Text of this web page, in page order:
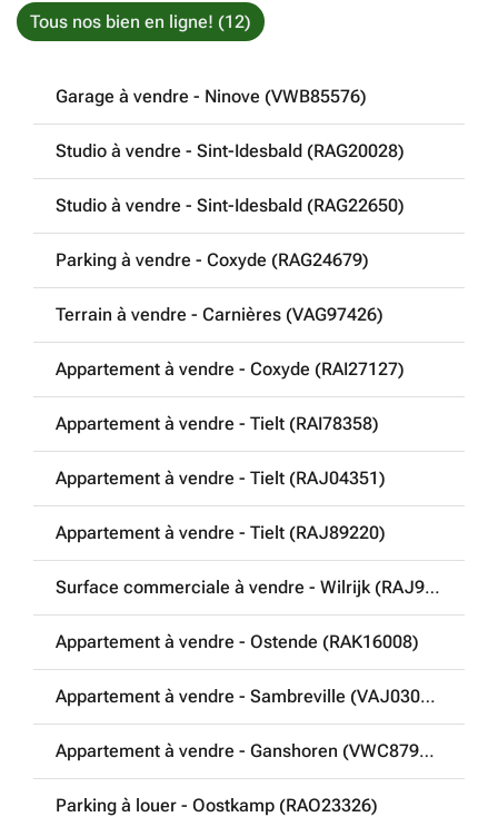
Tous nos bien en ligne! (12)
Garage à vendre - Ninove (VWB85576)
Studio à vendre - Sint-Idesbald (RAG20028)
Studio à vendre - Sint-Idesbald (RAG22650)
Parking à vendre - Coxyde (RAG24679)
Terrain à vendre - Carnières (VAG97426)
Appartement à vendre - Coxyde (RAI27127)
Appartement à vendre - Tielt (RAI78358)
Appartement à vendre - Tielt (RAJ04351)
Appartement à vendre - Tielt (RAJ89220)
Surface commerciale à vendre - Wilrijk (RAJ93809)
Appartement à vendre - Ostende (RAK16008)
Appartement à vendre - Sambreville (VAJ03056)
Appartement à vendre - Ganshoren (VWC87949)
Parking à louer - Oostkamp (RAO23326)